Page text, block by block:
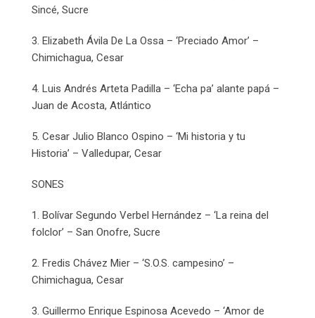
Sincé, Sucre
3. Elizabeth Ávila De La Ossa – ‘Preciado Amor’ –
Chimichagua, Cesar
4. Luis Andrés Arteta Padilla – ‘Echa pa’ alante papá –
Juan de Acosta, Atlántico
5. Cesar Julio Blanco Ospino – ‘Mi historia y tu
Historia’ – Valledupar, Cesar
SONES
1. Bolívar Segundo Verbel Hernández – ‘La reina del
folclor’ – San Onofre, Sucre
2. Fredis Chávez Mier – ‘S.O.S. campesino’ –
Chimichagua, Cesar
3. Guillermo Enrique Espinosa Acevedo – ‘Amor de